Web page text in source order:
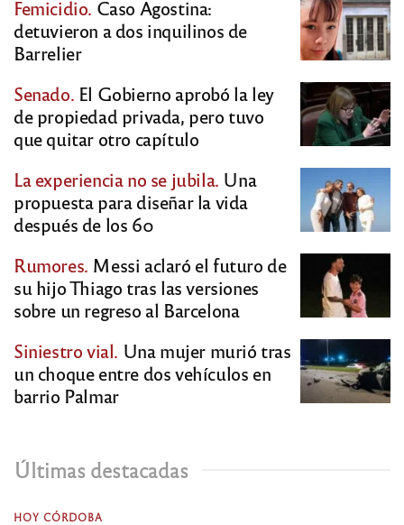
Femicidio. Caso Agostina:
detuvieron a dos inquilinos de
Barrelier
Senado. El Gobierno aprobó la ley
de propiedad privada, pero tuvo
que quitar otro capítulo
La experiencia no se jubila. Una
propuesta para diseñar la vida
después de los 60
Rumores. Messi aclaró el futuro de
su hijo Thiago tras las versiones
sobre un regreso al Barcelona
Siniestro vial. Una mujer murió tras
un choque entre dos vehículos en
barrio Palmar
Últimas destacadas
HOY CÓRDOBA